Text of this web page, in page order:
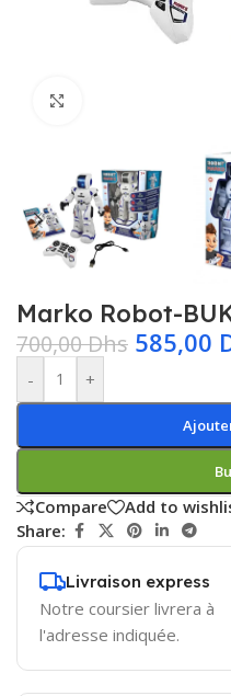
Marko Robot-
700,00Dhs 585,00
- +
Compare
Add to
Share:
Livraison express
Notre coursier livrera à
l'adresse indiquée.